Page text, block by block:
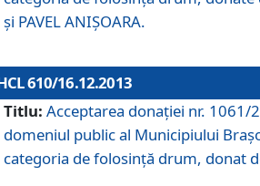
şi PAVEL ANIŞOARA.
610/16.12.2013
Titlu: Acceptarea donaţiei nr. 1061/
domeniul public al Municipiului
categoria de folosinţă drum, donat